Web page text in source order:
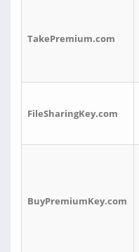
TakePremium.com
FileSharingKey.com
BuyPremiumKey.com